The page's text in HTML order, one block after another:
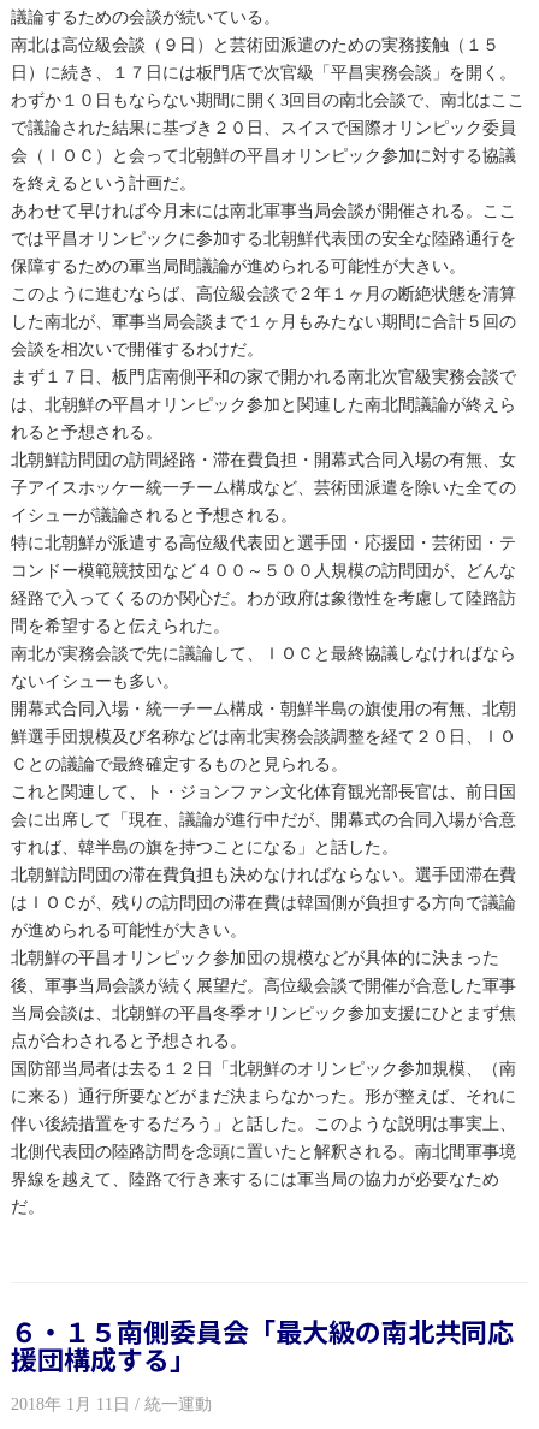
議論するための会談が続いている。
南北は高位級会談（９日）と芸術団派遣のための実務接触（１５
日）に続き、１７日には板門店で次官級「平昌実務会談」を開く。
わずか１０日もならない期間に開く3回目の南北会談で、南北はここ
で議論された結果に基づき２０日、スイスで国際オリンピック委員
会（ＩＯＣ）と会って北朝鮮の平昌オリンピック参加に対する協議
を終えるという計画だ。
あわせて早ければ今月末には南北軍事当局会談が開催される。ここ
では平昌オリンピックに参加する北朝鮮代表団の安全な陸路通行を
保障するための軍当局間議論が進められる可能性が大きい。
このように進むならば、高位級会談で２年１ヶ月の断絶状態を清算
した南北が、軍事当局会談まで１ヶ月もみたない期間に合計５回の
会談を相次いで開催するわけだ。
まず１７日、板門店南側平和の家で開かれる南北次官級実務会談で
は、北朝鮮の平昌オリンピック参加と関連した南北間議論が終えら
れると予想される。
北朝鮮訪問団の訪問経路・滞在費負担・開幕式合同入場の有無、女
子アイスホッケー統一チーム構成など、芸術団派遣を除いた全ての
イシューが議論されると予想される。
特に北朝鮮が派遣する高位級代表団と選手団・応援団・芸術団・テ
コンドー模範競技団など４００～５００人規模の訪問団が、どんな
経路で入ってくるのか関心だ。わが政府は象徴性を考慮して陸路訪
問を希望すると伝えられた。
南北が実務会談で先に議論して、ＩＯＣと最終協議しなければなら
ないイシューも多い。
開幕式合同入場・統一チーム構成・朝鮮半島の旗使用の有無、北朝
鮮選手団規模及び名称などは南北実務会談調整を経て２０日、ＩＯ
Ｃとの議論で最終確定するものと見られる。
これと関連して、ト・ジョンファン文化体育観光部長官は、前日国
会に出席して「現在、議論が進行中だが、開幕式の合同入場が合意
すれば、韓半島の旗を持つことになる」と話した。
北朝鮮訪問団の滞在費負担も決めなければならない。選手団滞在費
はＩＯＣが、残りの訪問団の滞在費は韓国側が負担する方向で議論
が進められる可能性が大きい。
北朝鮮の平昌オリンピック参加団の規模などが具体的に決まった
後、軍事当局会談が続く展望だ。高位級会談で開催が合意した軍事
当局会談は、北朝鮮の平昌冬季オリンピック参加支援にひとまず焦
点が合わされると予想される。
国防部当局者は去る１２日「北朝鮮のオリンピック参加規模、（南
に来る）通行所要などがまだ決まらなかった。形が整えば、それに
伴い後続措置をするだろう」と話した。このような説明は事実上、
北側代表団の陸路訪問を念頭に置いたと解釈される。南北間軍事境
界線を越えて、陸路で行き来するには軍当局の協力が必要なため
だ。
６・１５南側委員会「最大級の南北共同応
援団構成する」
2018年 1月 11日 / 統一運動